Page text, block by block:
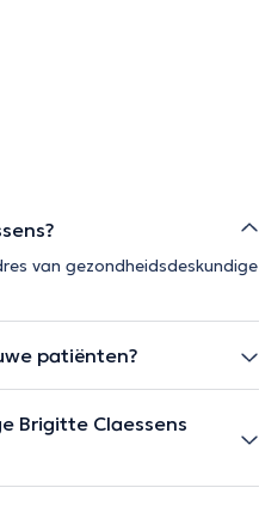
van gezondheidsdeskundige
patiënten?
Brigitte Claessens